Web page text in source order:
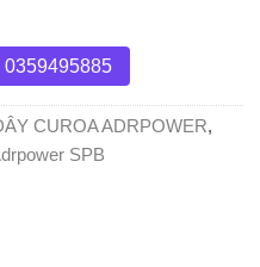
0359495885
CUROA ADRPOWER,
SPB